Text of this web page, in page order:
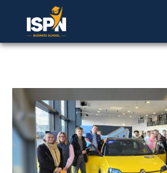
Panneau de gestion des cookies